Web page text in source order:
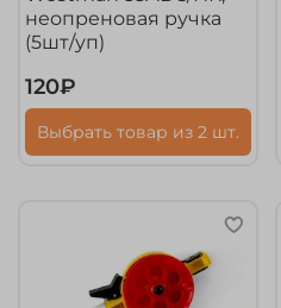
неопреновая ручка
(5шт/уп)
120₽
Выбрать товар из 2 шт.